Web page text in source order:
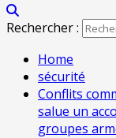
Rechercher :
Home
sécurité
Conflits
salue un
groupes